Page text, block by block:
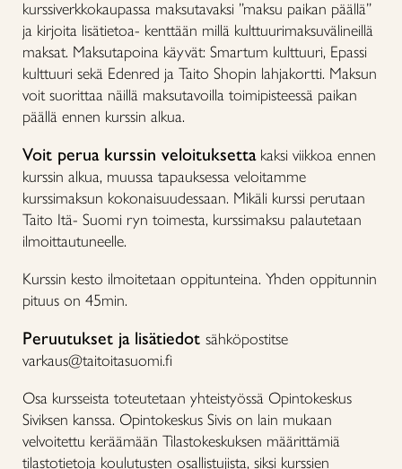
kurssiverkkokaupassa maksutavaksi ”maksu paikan päällä”
ja kirjoita lisätietoa- kenttään millä kulttuurimaksuvälineillä
maksat. Maksutapoina käyvät: Smartum kulttuuri, Epassi
kulttuuri sekä Edenred ja Taito Shopin lahjakortti. Maksun
voit suorittaa näillä maksutavoilla toimipisteessä paikan
päällä ennen kurssin alkua.
Voit perua kurssin veloituksettakaksi viikkoa ennen
kurssin alkua, muussa tapauksessa veloitamme
kurssimaksun kokonaisuudessaan. Mikäli kurssi perutaan
Taito Itä- Suomi ryn toimesta, kurssimaksu palautetaan
ilmoittautuneelle.
Kurssin kesto ilmoitetaan oppitunteina. Yhden oppitunnin
pituus on 45min.
Peruutukset ja lisätiedot sähköpostitse
varkaus@taitoitasuomi.fi
Osa kursseista toteutetaan yhteistyössä Opintokeskus
Siviksen kanssa. Opintokeskus Sivis on lain mukaan
velvoitettu keräämään Tilastokeskuksen määrittämiä
tilastotietoja koulutusten osallistujista, siksi kurssien